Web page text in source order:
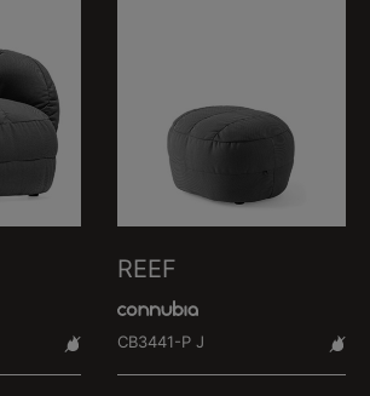
REEF
CB3441-P J